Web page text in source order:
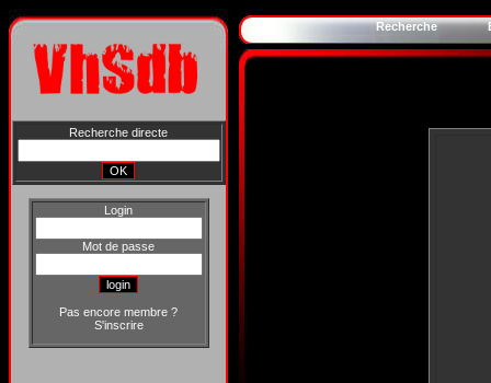
Recherche directe
Login
Mot de passe
Pas encore membre ?
S'inscrire
Recherche